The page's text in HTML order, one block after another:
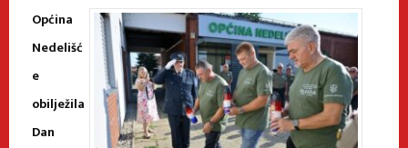
Općina
Nedelišć
e
obilježila
Dan